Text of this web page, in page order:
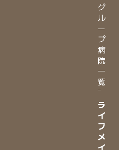
グ
ル
ー
プ
病
院
一
覧
ラ
イ
フ
メ
イ
ラ
イ
フ
メ
イ